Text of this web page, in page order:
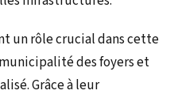
un rôle crucial dans cette
des foyers et
Grâce à leur